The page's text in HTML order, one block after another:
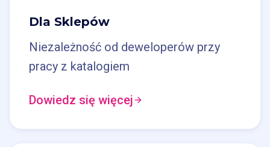
Dla Sklepów
Niezależność od deweloperów przy
pracy z katalogiem
Dowiedz się więcej